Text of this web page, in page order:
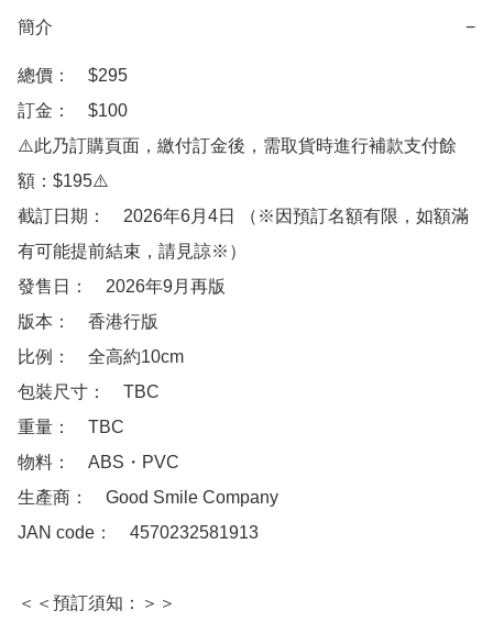
簡介 −
總價：　$295
訂金：　$100
⚠️此乃訂購頁面，繳付訂金後，需取貨時進行補款支付餘
額：$195⚠️
截訂日期：　2026年6月4日 （※因預訂名額有限，如額滿
有可能提前結束，請見諒※）
發售日：　2026年9月再版
版本：　香港行版
比例：　全高約10cm
包裝尺寸：　TBC
重量：　TBC
物料：　ABS・PVC
生產商：　Good Smile Company
JAN code：　4570232581913
＜＜預訂須知：＞＞